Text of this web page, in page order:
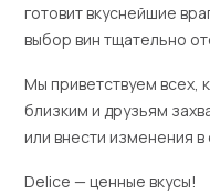
готовит вкуснейшие
выбор вин тщательно
Мы приветствуем всех,
близким и друзьям
или внести изменения
Delice — ценные вкусы!